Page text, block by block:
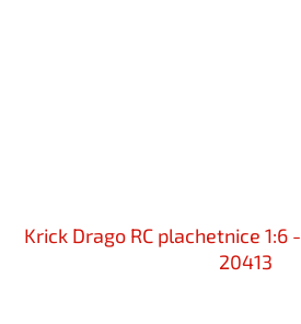
Krick Drago RC plachetnice 1:6
20413